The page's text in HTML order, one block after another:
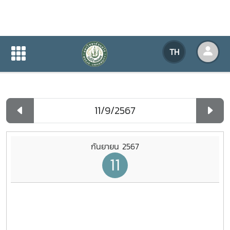
TH
ปฏิทินกิจกรรมของหน่วยงาน
ปฏิทินกิจกรรมของหน่วยงาน
กันยายน 2567
11